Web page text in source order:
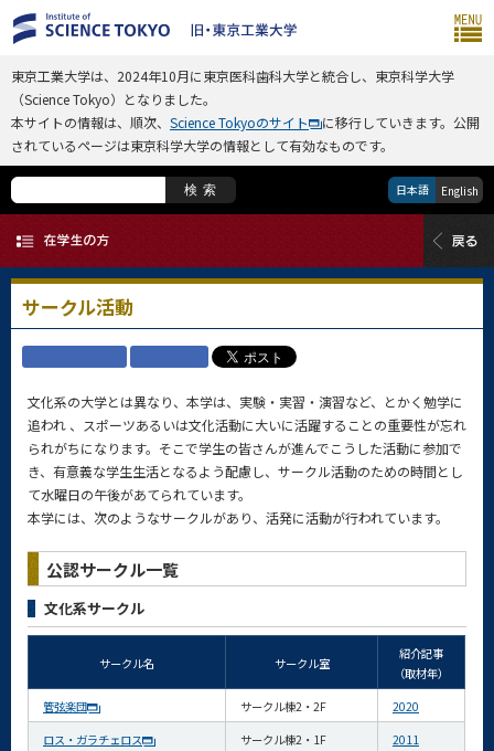
東京工業大学は、2024年10月に東京医科歯科大学と統合し、東京科学大学
（Science Tokyo）となりました。
本サイトの情報は、順次、 Science Tokyoのサイト
に移行していきます。公開
されているページは東京科学大学の情報として有効なものです。
検索 日本語 English
サークル活動
文化系の大学とは異なり、本学は、実験・実習・演習など、とかく勉学に
追われ 、スポーツあるいは文化活動に大いに活躍することの重要性が忘れ
られがちになります。そこで学生の皆さんが進んでこうした活動に参加で
き、有意義な学生生活となるよう配慮し、サークル活動のための時間とし
て水曜日の午後があてられています。
本学には、次のようなサークルがあり、活発に活動が行われています。
公認サークル一覧
文化系サークル
サークル名 サークル室
紹介記事
（取材年）
管弦楽団
サークル棟2・2F
2020
ロス・ガラチェロス
サークル棟2・1F
2011